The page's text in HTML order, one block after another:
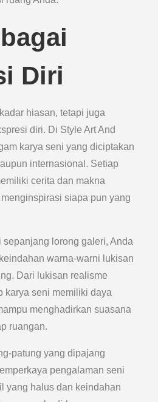
Diri
hiasan, tetapi juga
diri. Di Style Art And
karya seni yang diciptakan
internasional. Setiap
cerita dan makna
siapa pun yang
sepanjang lorong galeri, Anda
warna-warni lukisan
Dari lukisan realisme
karya seni memiliki daya
menghadirkan suasana
ruangan.
patung yang dipajang
pengalaman seni
yang halus dan keindahan